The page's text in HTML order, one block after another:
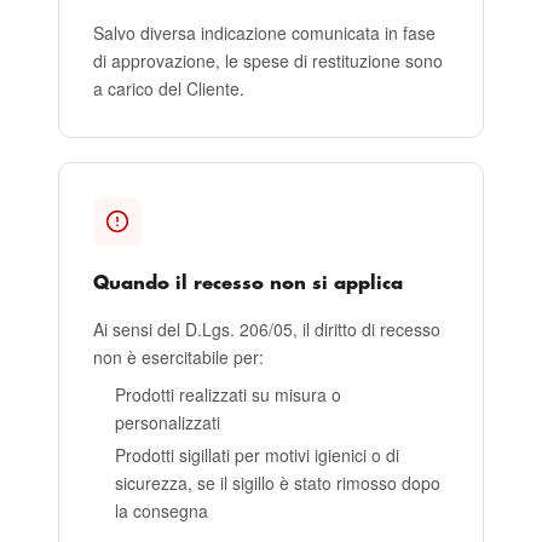
Salvo diversa indicazione comunicata in fase
di approvazione, le spese di restituzione sono
a carico del Cliente.
Quando il recesso non si applica
Ai sensi del D.Lgs. 206/05, il diritto di recesso
non è esercitabile per:
Prodotti realizzati su misura o
personalizzati
Prodotti sigillati per motivi igienici o di
sicurezza, se il sigillo è stato rimosso dopo
la consegna